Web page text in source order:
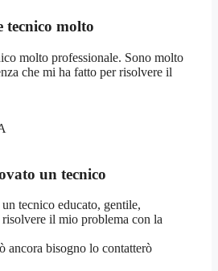
tecnico molto
molto professionale. Sono molto
che mi ha fatto per risolvere il
un tecnico
tecnico educato, gentile,
il mio problema con la
bisogno lo contatterò